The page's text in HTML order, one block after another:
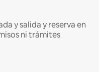
y salida y reserva en
ni trámites